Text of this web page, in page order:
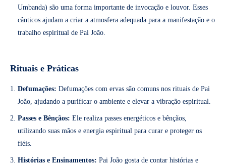
Umbanda) são uma forma importante de invocação e louvor. Esses
cânticos ajudam a criar a atmosfera adequada para a manifestação e o
trabalho espiritual de Pai João.
Rituais e Práticas
Defumações: Defumações com ervas são comuns nos rituais de Pai
João, ajudando a purificar o ambiente e elevar a vibração espiritual.
Passes e Bênçãos: Ele realiza passes energéticos e bênçãos,
utilizando suas mãos e energia espiritual para curar e proteger os
fiéis.
Histórias e Ensinamentos: Pai João gosta de contar histórias e